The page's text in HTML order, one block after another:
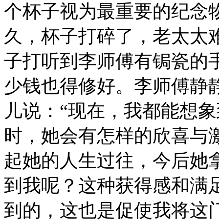
个杯子视为最重要的纪念
久，杯子打碎了，老太太
子打听到李师傅有锔瓷的
少钱也得修好。李师傅静
儿说：“现在，我都能想
时，她会有怎样的欣喜与
起她的人生过往，今后她
到我呢？这种获得感和满
到的，这也是促使我将这